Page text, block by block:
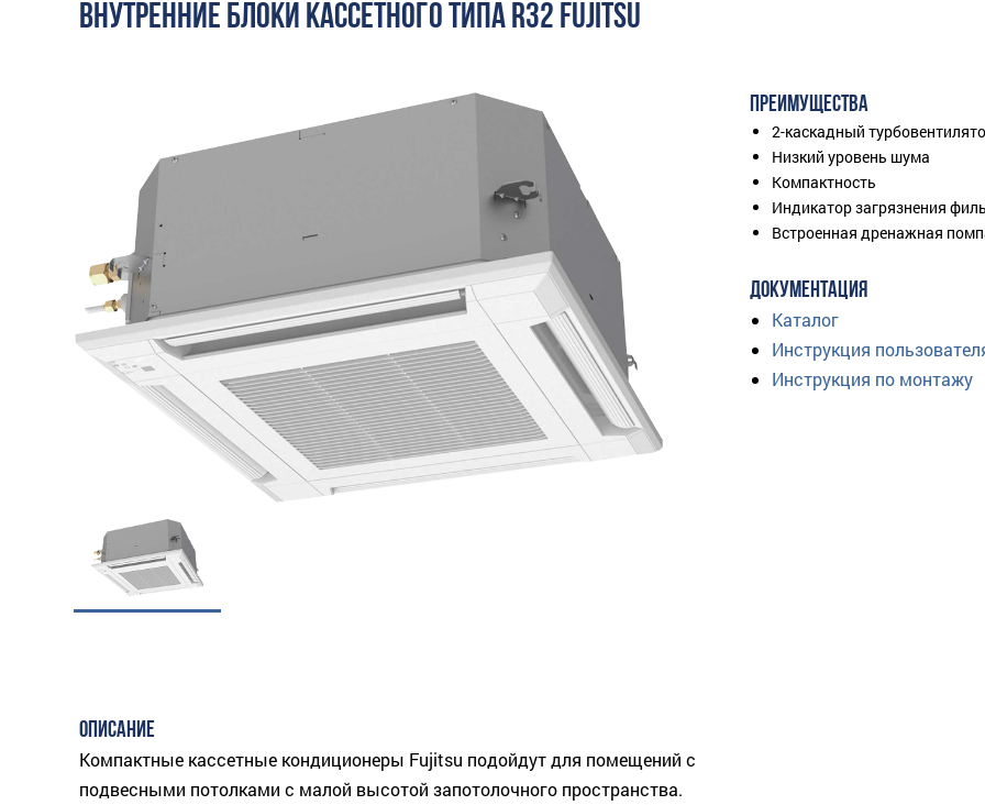
ВНУТРЕННИЕ БЛОКИ КАССЕТНОГО ТИПА R32 FUJITSU
ПРЕИМУЩЕСТВА
2-каскадный
Низкий уровень шума
Компактность
Индикатор загрязнения
Встроенная дренажная
ДОКУМЕНТАЦИЯ
Каталог
Инструкция
Инструкция по монтажу
ОПИСАНИЕ
Компактные кассетные кондиционеры Fujitsu подойдут для помещений с
подвесными потолками с малой высотой запотолочного пространства.